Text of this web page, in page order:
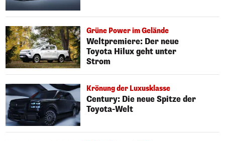
Grüne Power im Gelände
Weltpremiere: Der neue
Toyota Hilux geht unter
Strom
Krönung der Luxusklasse
Century: Die neue Spitze der
Toyota-Welt